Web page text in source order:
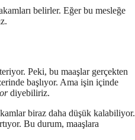
belirler. Eğer bu mesleğe
Peki, bu maaşlar gerçekten
başlıyor. Ama işin içinde
diyebiliriz.
biraz daha düşük kalabiliyor.
Bu durum, maaşlara